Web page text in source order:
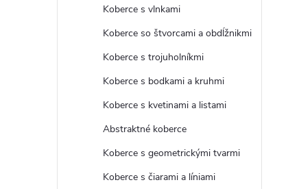
Koberce s vlnkami
Koberce so štvorcami a obdĺžnikmi
Koberce s trojuholníkmi
Koberce s bodkami a kruhmi
Koberce s kvetinami a listami
Abstraktné koberce
Koberce s geometrickými tvarmi
Koberce s čiarami a líniami